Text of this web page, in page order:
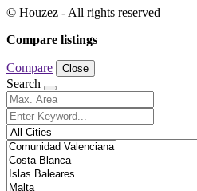
© Houzez - All rights reserved
Compare listings
Compare Close
Search